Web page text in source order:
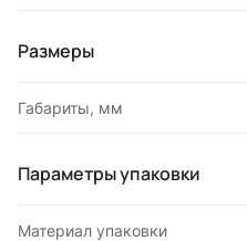
Размеры
Габариты, мм
Параметры упаковки
Материал упаковки